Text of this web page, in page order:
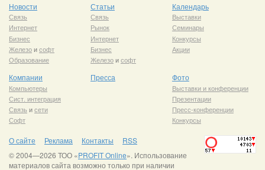
Новости
Связь
Интернет
Бизнес
Железоисофт
Образование
Статьи
Связь
Рынок
Интернет
Бизнес
Железоисофт
Календарь
Выставки
Семинары
Конкурсы
Акции
Компании
Компьютеры
Сист. интеграция
Связь исети
Софт
Пресса Фото
Выставки и конференции
Презентации
Пресс-конференции
Конкурсы
О сайте Реклама Контакты
RSS
© 2004—2026 ТОО «PROFIT Online». Использование
материалов сайта возможно только при наличии